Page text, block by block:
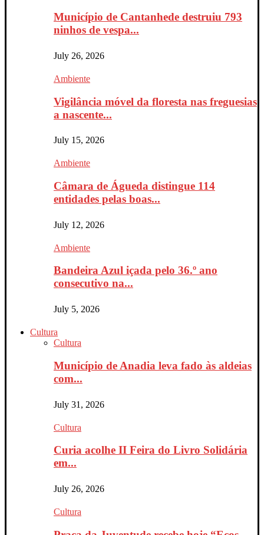
Município de Cantanhede destruiu 793
ninhos de vespa...
July 26, 2026
Ambiente
Vigilância móvel da floresta nas freguesias
a nascente...
July 15, 2026
Ambiente
Câmara de Águeda distingue 114
entidades pelas boas...
July 12, 2026
Ambiente
Bandeira Azul içada pelo 36.º ano
consecutivo na...
July 5, 2026
Cultura
Cultura
Município de Anadia leva fado às aldeias
com...
July 31, 2026
Cultura
Curia acolhe II Feira do Livro Solidária
em...
July 26, 2026
Cultura